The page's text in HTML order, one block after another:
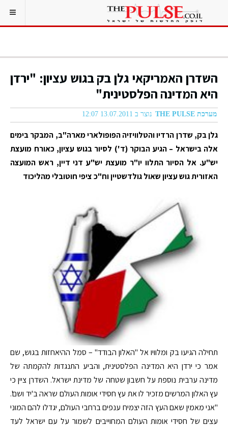
השדרן האמריקאי גלן בק בגוש עציון: "ירדן
היא המדינה הפלסטינית"
מערכת THE PULSE נוצר ב 13.07.2011 12:07
גלן בק, שדרן הרדיו והטלוויזיה הפופולארי מארה"ב, המבקר בימים
אלה בישראל – הגיע הבוקר (ד') לסיור בגוש עציון, כאורח מועצת
יש"ע. אל הסיור התלוו יו"ר מועצת יש"ע דני דיין, ראש המועצה
האזורית גוש עציון שאול גולדשטיין וח"כ ציפי חוטובלי מהליכוד
תחילה הגיעו בק ומלוויו אל "האלון הבודד" – סמל ההיאחזות בגוש, שם
אמר כי ירדן היא המדינה הפלסטינית, והביע התנגדות להקמתה של
מדינה ערבית נוספת על חשבון שטחה של מדינת ישראל. השדרן ציין כי
עץ האלון המרשים מזכיר לו את עץ חסידי אומות העולם שראה ב'יד ושם'.
"אני מאמין שאם העץ הזה יצמיח ענפים ברחבי העולם, יגדלו להם המוני
עצים של חסידי אומות העולם המחוייבים לשמור על עם ישראל לעד